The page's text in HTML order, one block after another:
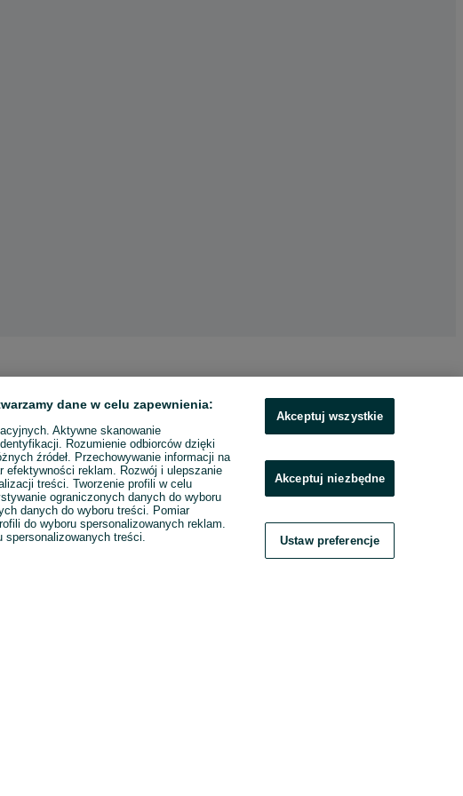
dane w celu zapewnienia:
Aktywne skanowanie
Rozumienie odbiorców dzięki
źródeł. Przechowywanie informacji na
efektywności reklam. Rozwój i ulepszanie
treści. Tworzenie profili w celu
ograniczonych danych do wyboru
danych do wyboru treści. Pomiar
do wyboru spersonalizowanych reklam.
spersonalizowanych treści.
Akceptuj wszystkie
Akceptuj niezbędne
Ustaw preferencje